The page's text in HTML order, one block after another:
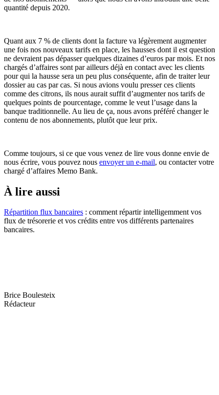
quantité depuis 2020.
Quant aux 7 % de clients dont la facture va légèrement augmenter
une fois nos nouveaux tarifs en place, les hausses dont il est question
ne devraient pas dépasser quelques dizaines d’euros par mois. Et nos
chargés d’affaires sont par ailleurs déjà en contact avec les clients
pour qui la hausse sera un peu plus conséquente, afin de traiter leur
dossier au cas par cas. Si nous avions voulu presser ces clients
comme des citrons, ils nous aurait suffit d’augmenter nos tarifs de
quelques points de pourcentage, comme le veut l’usage dans la
banque traditionnelle. Au lieu de ça, nous avons préféré changer le
contenu de nos abonnements, plutôt que leur prix.
Comme toujours, si ce que vous venez de lire vous donne envie de
nous écrire, vous pouvez nous envoyer un e-mail, ou contacter votre
chargé d’affaires Memo Bank.
À lire aussi
Répartition flux bancaires : comment répartir intelligemment vos
flux de trésorerie et vos crédits entre vos différents partenaires
bancaires.
Brice Boulesteix
Rédacteur